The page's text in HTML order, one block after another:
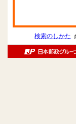
検索のしかた